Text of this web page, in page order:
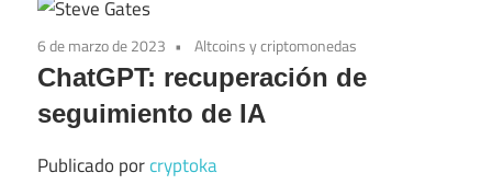
6 de marzo de 2023 Altcoins y criptomonedas
ChatGPT: recuperación de
seguimiento de IA
Publicado porcryptoka